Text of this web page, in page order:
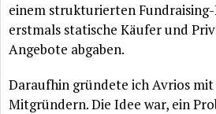
einem strukturierten Fundraising-
erstmals statische Käufer und
Angebote abgaben.
Daraufhin gründete ich Avrios
Mitgründern. Die Idee war, ein